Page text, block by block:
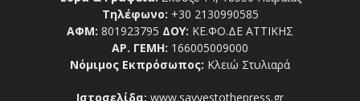
Τηλέφωνο: +30 2130990585
ΑΦΜ: 801923795 ΔΟΥ: ΚΕ.ΦΟ.ΔΕ ΑΤΤΙΚΗΣ
ΑΡ. ΓΕΜΗ: 166005009000
Νόμιμος Εκπρόσωπος: Κλειώ Στυλιαρά
Ιστοσελίδα: www.sayyestothepress.gr